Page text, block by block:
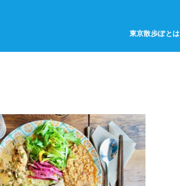
東京散歩ぽとは